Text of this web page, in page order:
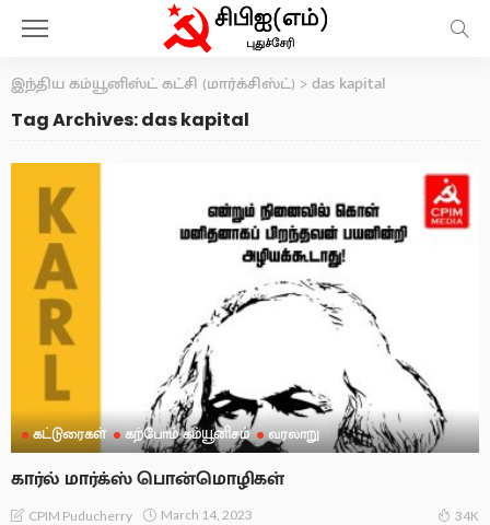
இந்திய கம்யூனிஸ்ட் கட்சி (மார்க்சிஸ்ட்) >das kapital
Tag Archives: das kapital
கட்டுரைகள் கற்போம் கம்யூனிசம் வரலாறு
கார்ல் மார்க்ஸ் பொன்மொழிகள்
CPIM Puducherry March 14, 2023 34K